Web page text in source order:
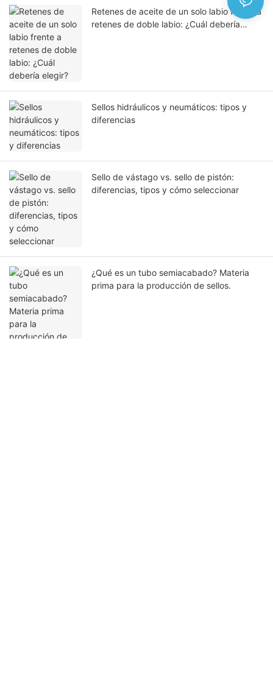
Retenes de aceite de un solo labio frente a
retenes de doble labio: ¿Cuál debería
Sellos hidráulicos y neumáticos: tipos y
diferencias
Sello de vástago vs. sello de pistón:
diferencias, tipos y cómo seleccionar
¿Qué es un tubo semiacabado? Materia
prima para la producción de sellos.